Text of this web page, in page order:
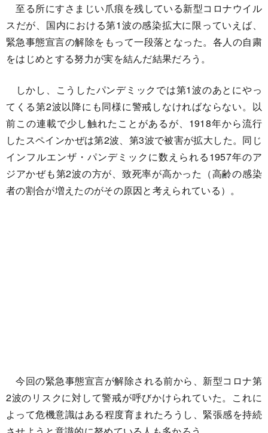
至る所にすさまじい爪痕を残している新型コロナウイル
スだが、国内における第1波の感染拡大に限っていえば、
緊急事態宣言の解除をもって一段落となった。各人の自粛
をはじめとする努力が実を結んだ結果だろう。
しかし、こうしたパンデミックでは第1波のあとにやっ
てくる第2波以降にも同様に警戒しなければならない。以
前この連載で少し触れたことがあるが、1918年から流行
したスペインかぜは第2波、第3波で被害が拡大した。同じ
インフルエンザ・パンデミックに数えられる1957年のア
ジアかぜも第2波の方が、致死率が高かった（高齢の感染
者の割合が増えたのがその原因と考えられている）。
今回の緊急事態宣言が解除される前から、新型コロナ第
2波のリスクに対して警戒が呼びかけられていた。これに
よって危機意識はある程度育まれたろうし、緊張感を持続